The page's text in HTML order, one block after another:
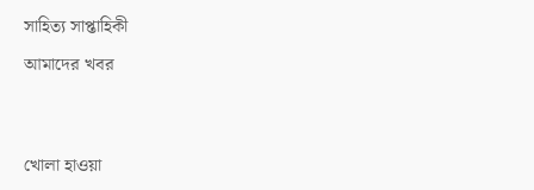
সাহিত্য সাপ্তাহিকী
আমাদের খবর
খোলা হাওয়া